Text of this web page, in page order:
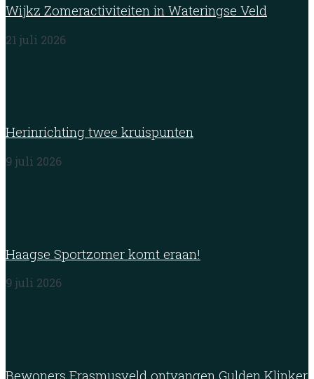
Wijkz Zomeractiviteiten in Wateringse Veld
21 juli 2026
Herinrichting twee kruispunten
9 juli 2026
Haagse Sportzomer komt eraan!
9 juli 2026
Bewoners Erasmusveld ontvangen Gulden Klinker